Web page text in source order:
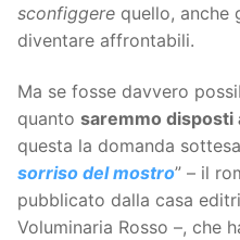
sconfiggere quello,
diventare affrontabili.
Ma se fosse davvero
quanto saremmo disposti
questa la domanda
sorriso del mostro” – il
pubblicato dalla casa
Voluminaria Rosso –, che